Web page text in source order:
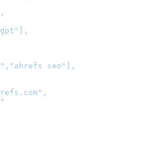
seo"],